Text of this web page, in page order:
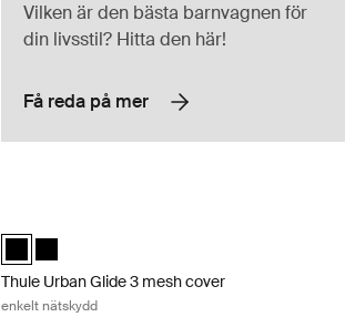
Vilken är den bästa barnvagnen för
din livsstil? Hitta den här!
Få reda på mer
Thule Urban Glide 3 mesh cover Svart (selected)
Thule Urban Glide 3 mesh cover Svart
Thule Urban Glide 3 mesh cover
enkelt nätskydd